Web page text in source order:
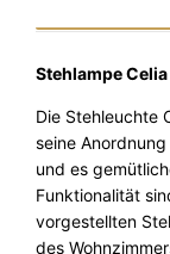
C
l
i
a
M
e
Stehlampe Celia
Die Stehleuchte
seine Anordnung
undes
Funktionalität
vorgestellten
des